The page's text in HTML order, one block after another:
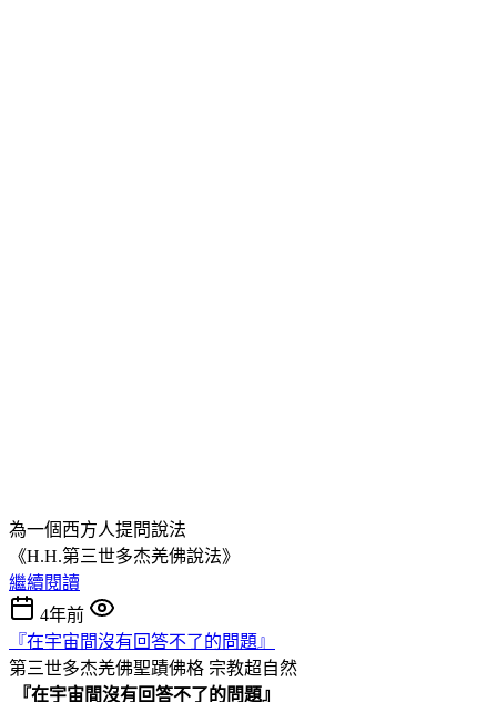
為一個西方人提問說法
《H.H.第三世多杰羌佛說法》
繼續閱讀
4年前
『在宇宙間沒有回答不了的問題』
第三世多杰羌佛聖蹟佛格 宗教超自然
『在宇宙間沒有回答不了的問題』